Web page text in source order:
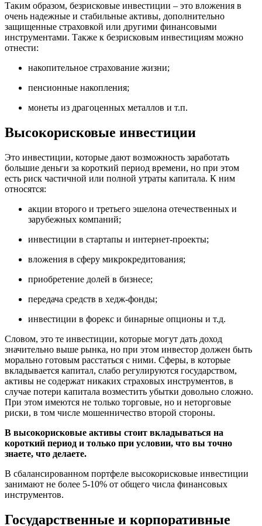
Таким образом, безрисковые инвестиции – это вложения в
очень надежные и стабильные активы, дополнительно
защищенные страховкой или другими финансовыми
инструментами. Также к безрисковым инвестициям можно
отнести:
накопительное страхование жизни;
пенсионные накопления;
монеты из драгоценных металлов и т.п.
Высокорисковые инвестиции
Это инвестиции, которые дают возможность заработать
большие деньги за короткий период времени, но при этом
есть риск частичной или полной утраты капитала. К ним
относятся:
акции второго и третьего эшелона отечественных и
зарубежных компаний;
инвестиции в стартапы и интернет-проекты;
вложения в сферу микрокредитования;
приобретение долей в бизнесе;
передача средств в хедж-фонды;
инвестиции в форекс и бинарные опционы и т.д.
Словом, это те инвестиции, которые могут дать доход
значительно выше рынка, но при этом инвестор должен быть
морально готовым расстаться с ними. Сферы, в которые
вкладывается капитал, слабо регулируются государством,
активы не содержат никаких страховых инструментов, в
случае потери капитала возместить убытки довольно сложно.
При этом имеются не только торговые, но и неторговые
риски, в том числе мошенничество второй стороны.
В высокорисковые активы стоит вкладываться на
короткий период и только при условии, что вы точно
знаете, что делаете.
В сбалансированном портфеле высокорисковые инвестиции
занимают не более 5-10% от общего числа финансовых
инструментов.
Государственные и корпоративные